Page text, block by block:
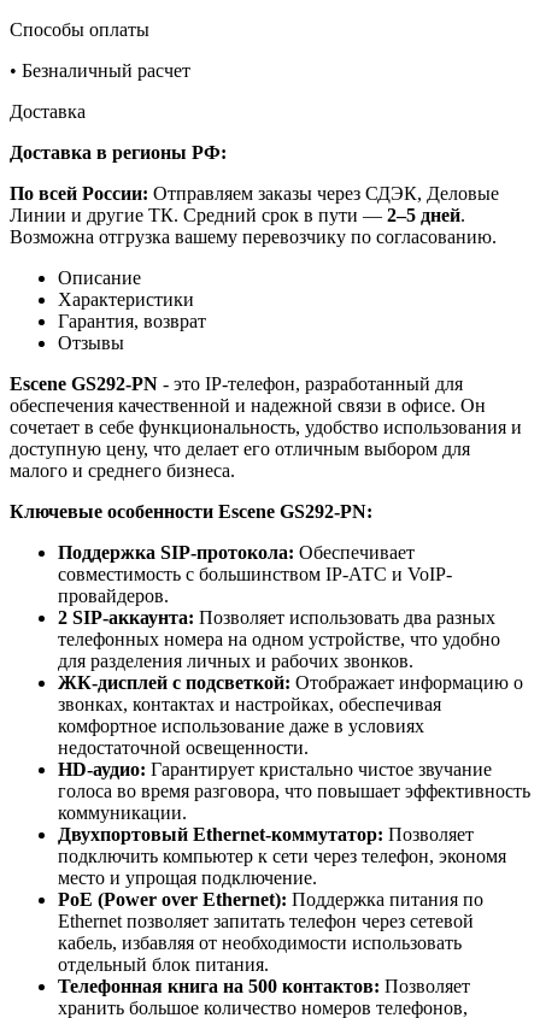
Способы оплаты
• Безналичный расчет
Доставка
Доставка в регионы РФ:
По всей России: Отправляем заказы через СДЭК, Деловые
Линии и другие ТК. Средний срок в пути — 2–5 дней.
Возможна отгрузка вашему перевозчику по согласованию.
Описание
Характеристики
Гарантия, возврат
Отзывы
Escene GS292-PN - это IP-телефон, разработанный для
обеспечения качественной и надежной связи в офисе. Он
сочетает в себе функциональность, удобство использования и
доступную цену, что делает его отличным выбором для
малого и среднего бизнеса.
Ключевые особенности Escene GS292-PN:
Поддержка SIP-протокола: Обеспечивает
совместимость с большинством IP-АТС и VoIP-
провайдеров.
2 SIP-аккаунта: Позволяет использовать два разных
телефонных номера на одном устройстве, что удобно
для разделения личных и рабочих звонков.
ЖК-дисплей с подсветкой: Отображает информацию о
звонках, контактах и настройках, обеспечивая
комфортное использование даже в условиях
недостаточной освещенности.
HD-аудио: Гарантирует кристально чистое звучание
голоса во время разговора, что повышает эффективность
коммуникации.
Двухпортовый Ethernet-коммутатор: Позволяет
подключить компьютер к сети через телефон, экономя
место и упрощая подключение.
PoE (Power over Ethernet): Поддержка питания по
Ethernet позволяет запитать телефон через сетевой
кабель, избавляя от необходимости использовать
отдельный блок питания.
Телефонная книга на 500 контактов: Позволяет
хранить большое количество номеров телефонов,